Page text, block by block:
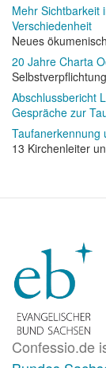
Mehr Sichtbarkeit
Verschiedenheit
Neues
20 Jahre Charta
Abschlussbericht
Gespräche zur
Taufanerkennung
13 Kirchenleiter
Confessio.de